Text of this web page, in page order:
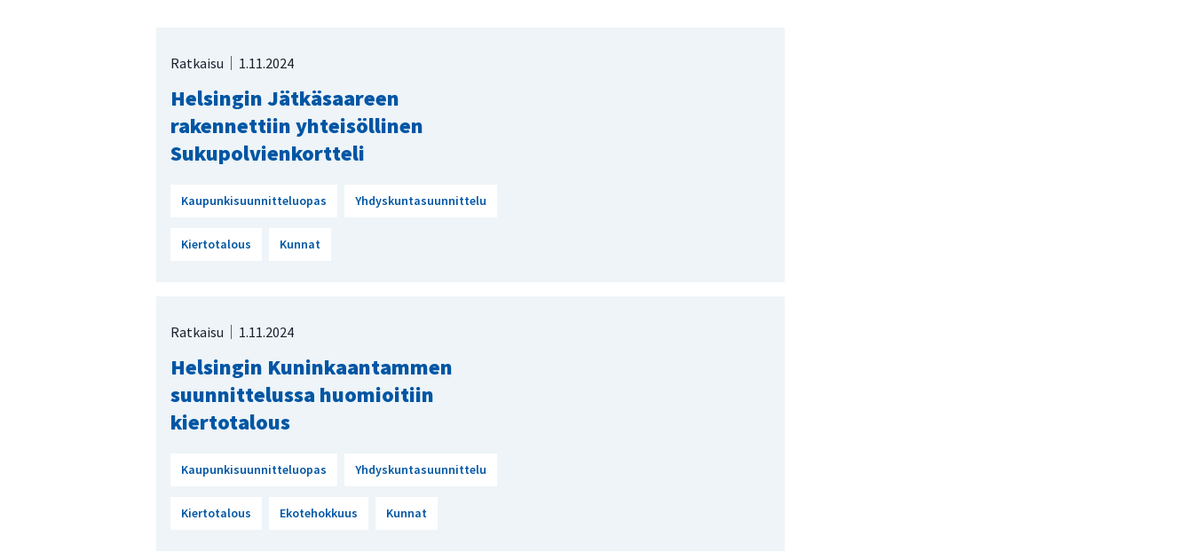
Ratkaisu 1.11.2024
Helsingin Jätkäsaareen
rakennettiin yhteisöllinen
Sukupolvienkortteli
Kaupunkisuunnitteluopas Yhdyskuntasuunnittelu
Kiertotalous Kunnat
Ratkaisu 1.11.2024
Helsingin Kuninkaantammen
suunnittelussa huomioitiin
kiertotalous
Kaupunkisuunnitteluopas Yhdyskuntasuunnittelu
Kiertotalous Ekotehokkuus Kunnat